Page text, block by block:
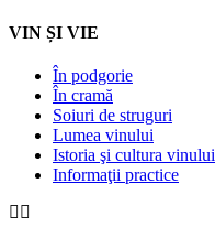
VIN ȘI VIE
În podgorie
În cramă
Soiuri de struguri
Lumea vinului
Istoria şi cultura vinului
Informaţii practice